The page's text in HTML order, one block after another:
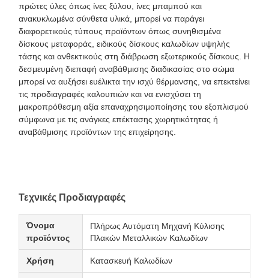
πρώτες ύλες όπως ίνες ξύλου, ίνες μπαμπού και
ανακυκλωμένα σύνθετα υλικά, μπορεί να παράγει
διαφορετικούς τύπους προϊόντων όπως συνηθισμένα
δίσκους μεταφοράς, ειδικούς δίσκους καλωδίων υψηλής
τάσης και ανθεκτικούς στη διάβρωση εξωτερικούς δίσκους. Η
δεσμευμένη διεπαφή αναβάθμισης διαδικασίας στο σώμα
μπορεί να αυξήσει ευέλικτα την ισχύ θέρμανσης, να επεκτείνει
τις προδιαγραφές καλουπιών και να ενισχύσει τη
μακροπρόθεσμη αξία επαναχρησιμοποίησης του εξοπλισμού
σύμφωνα με τις ανάγκες επέκτασης χωρητικότητας ή
αναβάθμισης προϊόντων της επιχείρησης.
Τεχνικές Προδιαγραφές
Όνομα
προϊόντος
Πλήρως Αυτόματη Μηχανή Κύλισης
Πλακών Μεταλλικών Καλωδίων
Χρήση Κατασκευή Καλωδίων